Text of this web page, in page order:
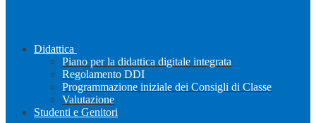
Didattica
Piano per la didattica digitale integrata
Regolamento DDI
Programmazione iniziale dei Consigli di Classe
Valutazione
Studenti e Genitori